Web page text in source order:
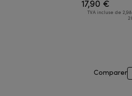
17,90 €
TVA incluse de
Comparer